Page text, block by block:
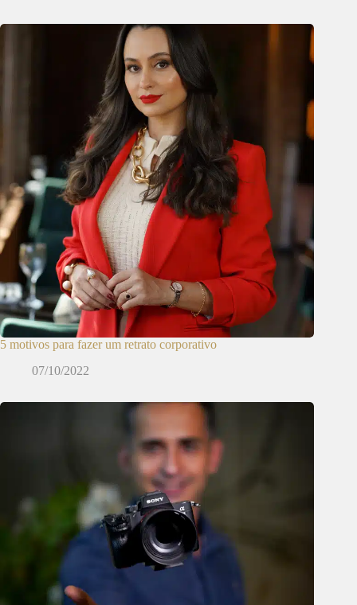
5 motivos para fazer um retrato corporativo
07/10/2022